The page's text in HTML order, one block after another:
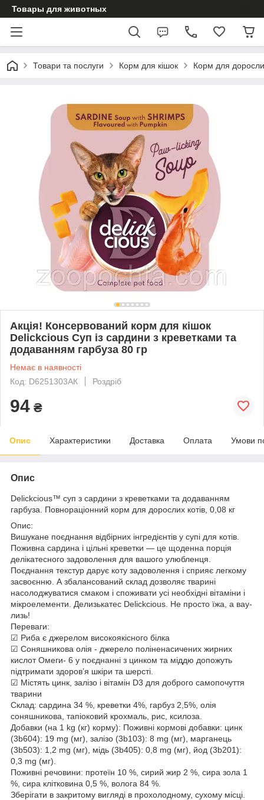
Товары для животных
Товари та послуги Корм для кішок Корм для
Акція! Консервований корм для кішок
Delickcious Суп із сардини з креветками та
додаванням гарбуза 80 гр
Немає в наявності
Код: D6251303АК
Роздріб
94 ₴
Опис Характеристики Доставка Оплата Умови
Опис
Delickcious™ суп з сардини з креветками та додаванням
гарбуза. Повнораціонний корм для дорослих котів, 0,08 кг
Опис:
Вишукане поєднання відбірних інгредієнтів у супі для котів.
Поживна сардина і цільні креветки — це щоденна порція
делікатесного задоволення для вашого улюбленця.
Поєднання текстур дарує коту задоволення і сприяє легкому
засвоєнню. А збалансований склад дозволяє тварині
насолоджуватися смаком і споживати усі необхідні вітаміни і
мікроелементи. Делизькатес Delickcious. Не просто їжа, а вау-
лизь!
Переваги:
☑ Риба є джерелом високоякісного білка
☑ Соняшникова олія - джерело поліненасичених жирних
кислот Омеги- 6 у поєднанні з цинком та міддю допожуть
підтримати здоров’я шкіри та шерсті.
☑ Містять цинк, залізо і вітамін D3 для доброго самопочуття
тварини
Склад: сардина 34 %, креветки 4%, гарбуз 2,5%, олія
соняшникова, тапіоковий крохмаль, рис, ксилоза.
Добавки (на 1 kg (кг) корму): Поживні кормові добавки: цинк
(3b604): 19 mg (мг), залізо (3b103): 8 mg (мг), марганець
(3b503): 1,2 mg (мг), мідь (3b405): 0,8 mg (мг), йод (3b201):
0,3 mg (мг).
Поживні речовини: протеїн 10 %, сирий жир 2 %, сира зола 1
%, сира клітковина 0,5 %, волога 84 %.
Зберігати в закритому вигляді в прохолодному, сухому місці.